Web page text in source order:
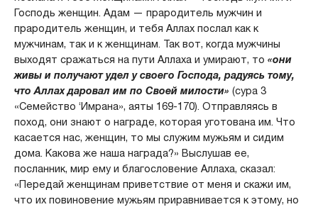
Господь женщин. Адам — прародитель мужчин и
прародитель женщин, и тебя Аллах послал как к
мужчинам, так и к женщинам. Так вот, когда мужчины
выходят сражаться на пути Аллаха и умирают, то «они
живы и получают удел у своего Господа, радуясь тому,
что Аллах даровал им по Своей милости» (сура 3
«Семейство ‘Имрана», аяты 169-170). Отправляясь в
поход, они знают о награде, которая уготована им. Что
касается нас, женщин, то мы служим мужьям и сидим
дома. Какова же наша награда?» Выслушав ее,
посланник, мир ему и благословение Аллаха, сказал:
«Передай женщинам приветствие от меня и скажи им,
что их повиновение мужьям приравнивается к этому, но